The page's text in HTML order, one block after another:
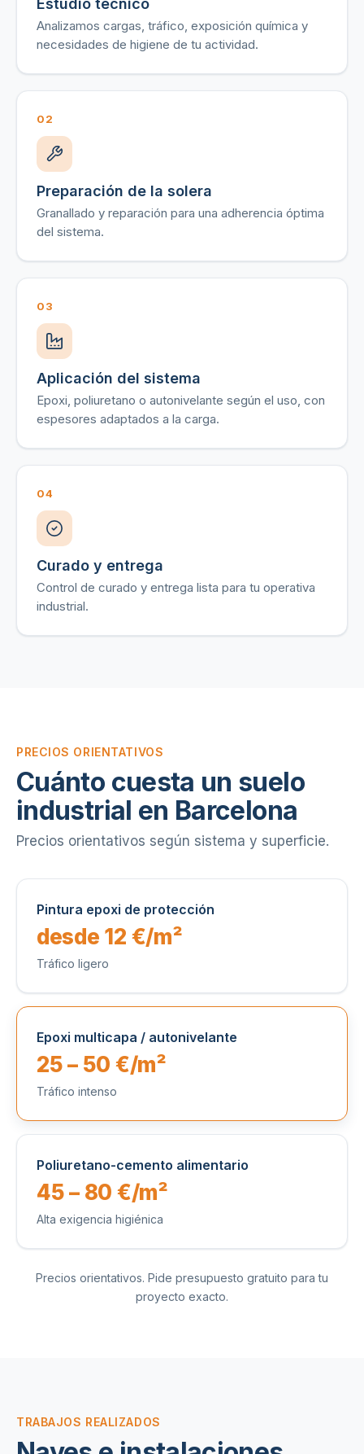
Analizamos cargas, tráfico, exposición química y
necesidades de higiene de tu actividad.
02
Preparación de la solera
Granallado y reparación para una adherencia óptima
del sistema.
03
Aplicación del sistema
Epoxi, poliuretano o autonivelante según el uso, con
espesores adaptados a la carga.
04
Curado y entrega
Control de curado y entrega lista para tu operativa
industrial.
PRECIOS ORIENTATIVOS
Cuánto cuesta un suelo
industrial en Barcelona
Precios orientativos según sistema y superficie.
Pintura epoxi de protección
desde 12 €/m²
Tráfico ligero
Epoxi multicapa / autonivelante
25 – 50 €/m²
Tráfico intenso
Poliuretano-cemento alimentario
45 – 80 €/m²
Alta exigencia higiénica
Precios orientativos. Pide presupuesto gratuito para tu
proyecto exacto.
TRABAJOS REALIZADOS